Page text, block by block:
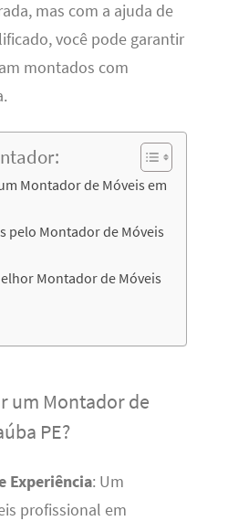
mas com a ajuda de
você pode garantir
montados com
Montador de Móveis em
pelo Montador de Móveis
Montador de Móveis
um Montador de
PE?
Experiência: Um
profissional em